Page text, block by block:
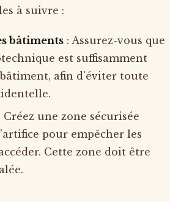
à suivre :
bâtiments : Assurez-vous que
est suffisamment
afin d'éviter toute
Créez une zone sécurisée
pour empêcher les
Cette zone doit être